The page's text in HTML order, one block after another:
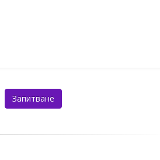
Запитване